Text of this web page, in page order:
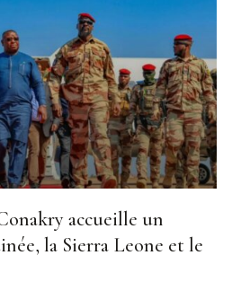
accueille un
la Sierra Leone et le